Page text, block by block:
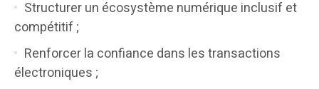
Structurer un écosystème numérique inclusif et
compétitif ;
Renforcer la confiance dans les transactions
électroniques ;